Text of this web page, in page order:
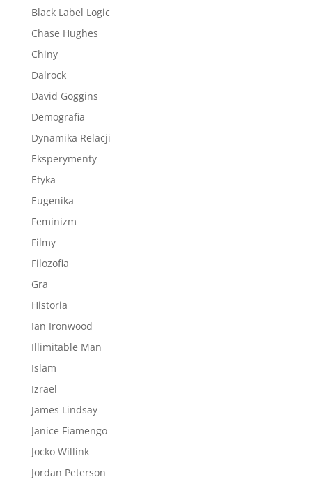
Black Label Logic
Chase Hughes
Chiny
Dalrock
David Goggins
Demografia
Dynamika Relacji
Eksperymenty
Etyka
Eugenika
Feminizm
Filmy
Filozofia
Gra
Historia
Ian Ironwood
Illimitable Man
Islam
Izrael
James Lindsay
Janice Fiamengo
Jocko Willink
Jordan Peterson